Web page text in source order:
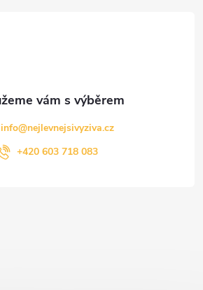
info@nejlevnejsivyziva.cz
+420 603 718 083